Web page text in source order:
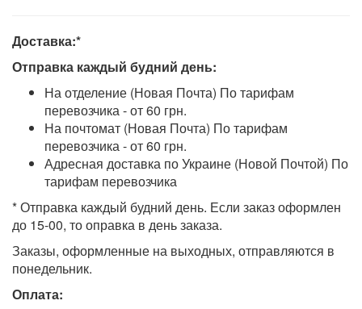
Доставка:*
Отправка каждый будний день:
На отделение (Новая Почта) По тарифам
перевозчика - от 60 грн.
На почтомат (Новая Почта) По тарифам
перевозчика - от 60 грн.
Адресная доставка по Украине (Новой Почтой) По
тарифам перевозчика
* Отправка каждый будний день. Если заказ оформлен
до 15-00, то оправка в день заказа.
Заказы, оформленные на выходных, отправляются в
понедельник.
Оплата: